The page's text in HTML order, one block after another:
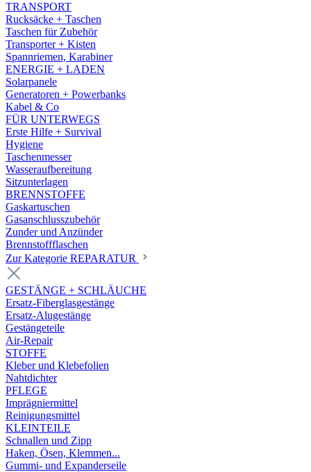
TRANSPORT
Rucksäcke + Taschen
Taschen für Zubehör
Transporter + Kisten
Spannriemen, Karabiner
ENERGIE + LADEN
Solarpanele
Generatoren + Powerbanks
Kabel & Co
FÜR UNTERWEGS
Erste Hilfe + Survival
Hygiene
Taschenmesser
Wasseraufbereitung
Sitzunterlagen
BRENNSTOFFE
Gaskartuschen
Gasanschlusszubehör
Zunder und Anzünder
Brennstoffflaschen
Zur Kategorie REPARATUR
GESTÄNGE + SCHLÄUCHE
Ersatz-Fiberglasgestänge
Ersatz-Alugestänge
Gestängeteile
Air-Repair
STOFFE
Kleber und Klebefolien
Nahtdichter
PFLEGE
Imprägniermittel
Reinigungsmittel
KLEINTEILE
Schnallen und Zipp
Haken, Ösen, Klemmen...
Gummi- und Expanderseile